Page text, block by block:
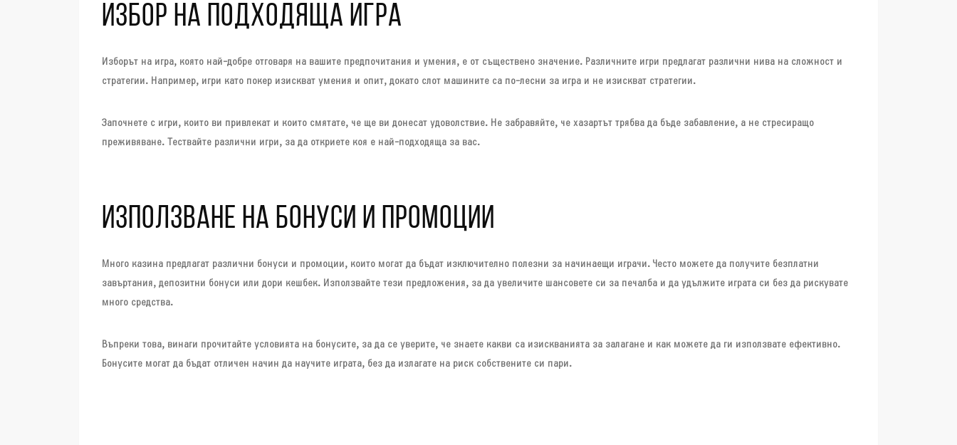
ИЗБОР НА ПОДХОДЯЩА ИГРА
Изборът на игра, която най-добре отговаря на вашите предпочитания и умения, е от съществено значение. Различните игри предлагат различни нива на сложност и
стратегии. Например, игри като покер изискват умения и опит, докато слот машините са по-лесни за игра и не изискват стратегии.
Започнете с игри, които ви привлекат и които смятате, че ще ви донесат удоволствие. Не забравяйте, че хазартът трябва да бъде забавление, а не стресиращо
преживяване. Тествайте различни игри, за да откриете коя е най-подходяща за вас.
ИЗПОЛЗВАНЕ НА БОНУСИ И ПРОМОЦИИ
Много казина предлагат различни бонуси и промоции, които могат да бъдат изключително полезни за начинаещи играчи. Често можете да получите безплатни
завъртания, депозитни бонуси или дори кешбек. Използвайте тези предложения, за да увеличите шансовете си за печалба и да удължите играта си без да рискувате
много средства.
Въпреки това, винаги прочитайте условията на бонусите, за да се уверите, че знаете какви са изискванията за залагане и как можете да ги използвате ефективно.
Бонусите могат да бъдат отличен начин да научите играта, без да излагате на риск собствените си пари.